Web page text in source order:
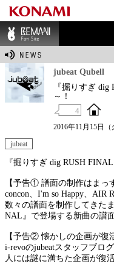
BEMANI Fan Sit
jubeat Qubell
『掘りすぎ
～！
4
2016年11月15日
jubeat
『掘りすぎ dig RUSH
【予告① 譜面の制作はまっ
concon、I'm so Happy、AIR
数々の譜面を制作してきた
NAL』で登場する新曲の譜
【予告② 懐かしの企画が復
i-revoのjubeatスタッフブロ
人には謎に満ちた企画が復